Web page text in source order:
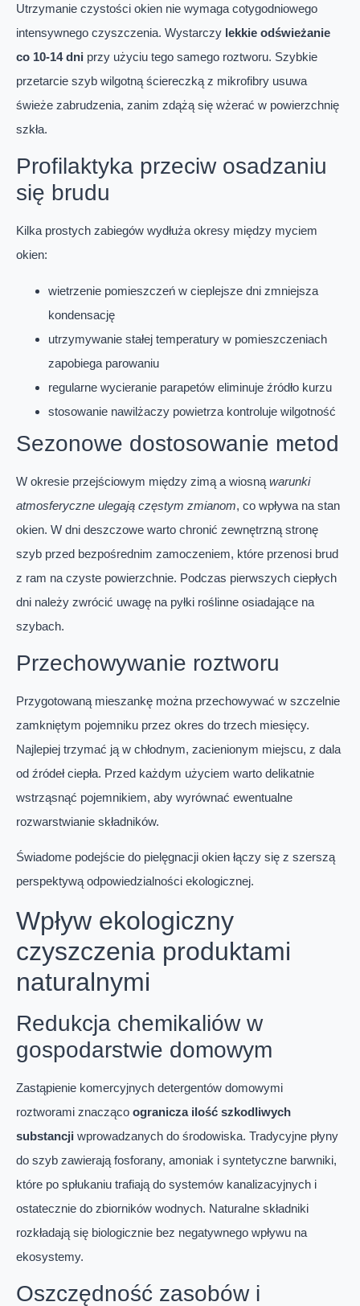
Utrzymanie czystości okien nie wymaga cotygodniowego
intensywnego czyszczenia. Wystarczy lekkie odświeżanie
co 10-14 dni przy użyciu tego samego roztworu. Szybkie
przetarcie szyb wilgotną ściereczką z mikrofibry usuwa
świeże zabrudzenia, zanim zdążą się wżerać w powierzchnię
szkła.
Profilaktyka przeciw osadzaniu
się brudu
Kilka prostych zabiegów wydłuża okresy między myciem
okien:
wietrzenie pomieszczeń w cieplejsze dni zmniejsza
kondensację
utrzymywanie stałej temperatury w pomieszczeniach
zapobiega parowaniu
regularne wycieranie parapetów eliminuje źródło kurzu
stosowanie nawilżaczy powietrza kontroluje wilgotność
Sezonowe dostosowanie metod
W okresie przejściowym między zimą a wiosną warunki
atmosferyczne ulegają częstym zmianom, co wpływa na stan
okien. W dni deszczowe warto chronić zewnętrzną stronę
szyb przed bezpośrednim zamoczeniem, które przenosi brud
z ram na czyste powierzchnie. Podczas pierwszych ciepłych
dni należy zwrócić uwagę na pyłki roślinne osiadające na
szybach.
Przechowywanie roztworu
Przygotowaną mieszankę można przechowywać w szczelnie
zamkniętym pojemniku przez okres do trzech miesięcy.
Najlepiej trzymać ją w chłodnym, zacienionym miejscu, z dala
od źródeł ciepła. Przed każdym użyciem warto delikatnie
wstrząsnąć pojemnikiem, aby wyrównać ewentualne
rozwarstwianie składników.
Świadome podejście do pielęgnacji okien łączy się z szerszą
perspektywą odpowiedzialności ekologicznej.
Wpływ ekologiczny
czyszczenia produktami
naturalnymi
Redukcja chemikaliów w
gospodarstwie domowym
Zastąpienie komercyjnych detergentów domowymi
roztworami znacząco ogranicza ilość szkodliwych
substancji wprowadzanych do środowiska. Tradycyjne płyny
do szyb zawierają fosforany, amoniak i syntetyczne barwniki,
które po spłukaniu trafiają do systemów kanalizacyjnych i
ostatecznie do zbiorników wodnych. Naturalne składniki
rozkładają się biologicznie bez negatywnego wpływu na
ekosystemy.
Oszczędność zasobów i